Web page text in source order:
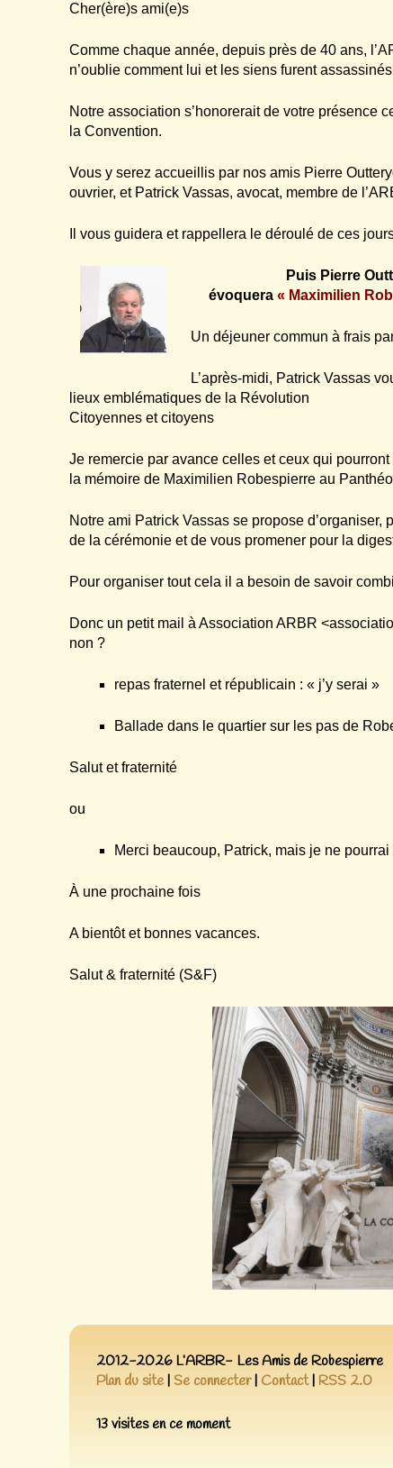
Cher(ère)s ami(e)s
Comme chaque année, depuis près de 40 ans,
n’oublie comment lui et les siens furent
Notre association s’honorerait de votre présence
la Convention.
Vous y serez accueillis par nos amis Pierre
ouvrier, et Patrick Vassas, avocat, membre de
Il vous guidera et rappellera le déroulé de ces
Puis Pierre
évoquera « Maximilien
Un déjeuner commun à frais
L’après-midi, Patrick Vassas
lieux emblématiques de la Révolution
Citoyennes et citoyens
Je remercie par avance celles et ceux qui
la mémoire de Maximilien Robespierre au
Notre ami Patrick Vassas se propose
de la cérémonie et de vous promener pour la
Pour organiser tout cela il a besoin de savoir
Donc un petit mail à Association ARBR
non ?
repas fraternel et républicain : « j’y serai »
Ballade dans le quartier sur les pas de
Salut et fraternité
ou
Merci beaucoup, Patrick, mais je ne
À une prochaine fois
A bientôt et bonnes vacances.
Salut & fraternité (S&F)
2012-2026 L’ARBR- Les Amis de Robespierre
Plan du site Se connecter| Contact| RSS 2.0
13 visites en ce moment